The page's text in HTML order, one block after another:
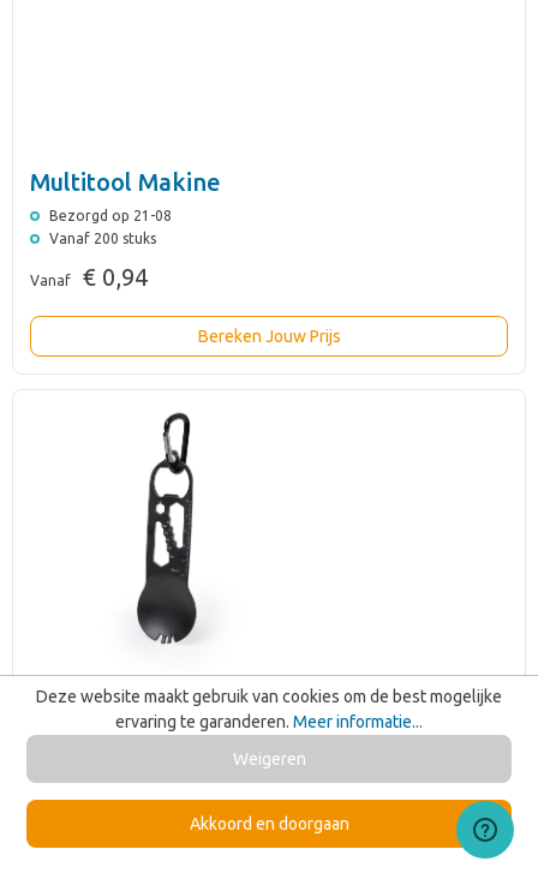
Multitool Makine
Bezorgd op 21-08
Vanaf 200 stuks
Vanaf € 0,94
Bereken Jouw Prijs
Deze website maakt gebruik van cookies om de best mogelijke
ervaring te garanderen. Meer informatie...
Weigeren
Akkoord en doorgaan